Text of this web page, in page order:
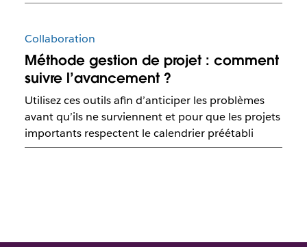
Collaboration
Méthode gestion de projet : comment
suivre l’avancement ?
Utilisez ces outils afin d’anticiper les problèmes
avant qu’ils ne surviennent et pour que les projets
importants respectent le calendrier préétabli